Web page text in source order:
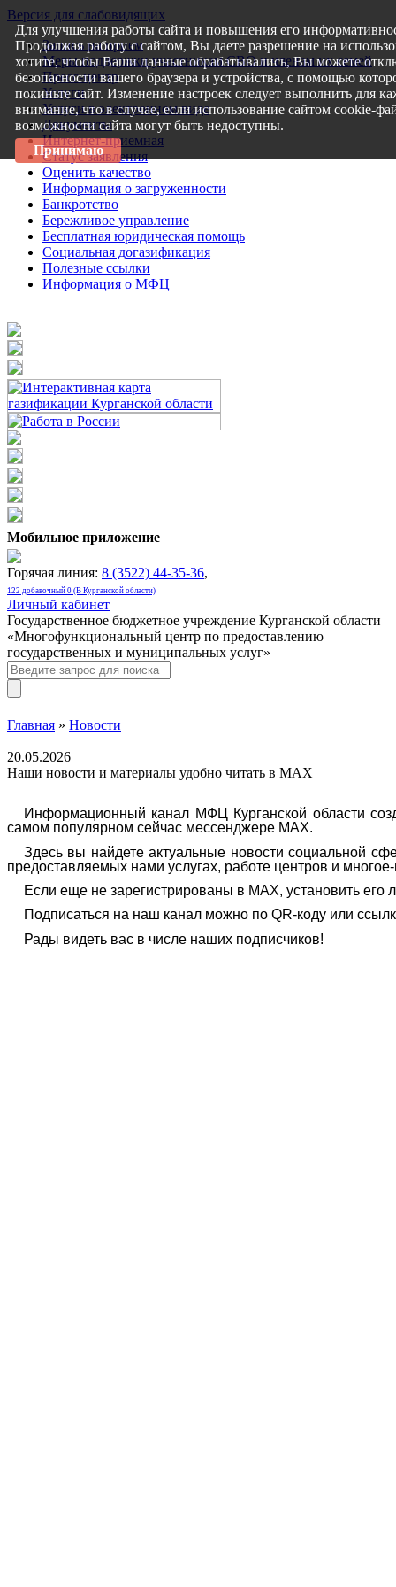
Версия для слабовидящих
Запись на прием
Меры поддержки участникам СВО и членам их семей
Пресс-центр
Услуги
Услуги в электронном виде
Документы
Интернет-приемная
Статус заявления
Оценить качество
Информация о загруженности
Банкротство
Бережливое управление
Бесплатная юридическая помощь
Социальная догазификация
Полезные ссылки
Информация о МФЦ
Мобильное приложение
Горячая линия: 8 (3522) 44-35-36,
122 добавочный 0 (В Курганской области)
Личный кабинет
Государственное бюджетное учреждение Курганской области
«Многофункциональный центр по предоставлению
государственных и муниципальных услуг»
Главная » Новости
20.05.2026
Наши новости и материалы удобно читать в МАХ
Информационный канал МФЦ Курганской области
самом популярном сейчас мессенджере МАХ.
Здесь вы найдете актуальные новости социальной
предоставляемых нами услугах, работе центров и
Если еще не зарегистрированы в МАХ, установить его
Подписаться на наш канал можно по QR-коду или
Рады видеть вас в числе наших подписчиков!
Для улучшения работы сайта и повышения его
Продолжая работу с сайтом, Вы даете разрешение на
хотите, чтобы Ваши данные обрабатывались, Вы можете
безопасности вашего браузера и устройства, с помощью
покиньте сайт. Изменение настроек следует выполнить для
внимание, что в случае, если использование сайтом cookie-
возможности сайта могут быть недоступны.
Принимаю